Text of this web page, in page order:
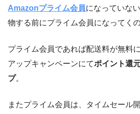
Amazonプライム会員になっていな
物する前にプライム会員になってくの
プライム会員であれば配送料が無料
アップキャンペーンにてポイント還
プ。
またプライム会員は、タイムセール